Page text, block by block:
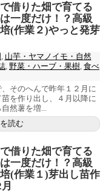
借りた畑で育てる
一度だけ！？高級
(作業２)やっと発芽
, 山芋・ヤマノイモ・自然
, 野菜・ハーブ・果樹, 食べ
そのへんで昨年１２月に
を作り出し、４月以降に
然薯を増...
読む
借りた畑で育てる
一度だけ！？高級
(作業１)芽出し苗作